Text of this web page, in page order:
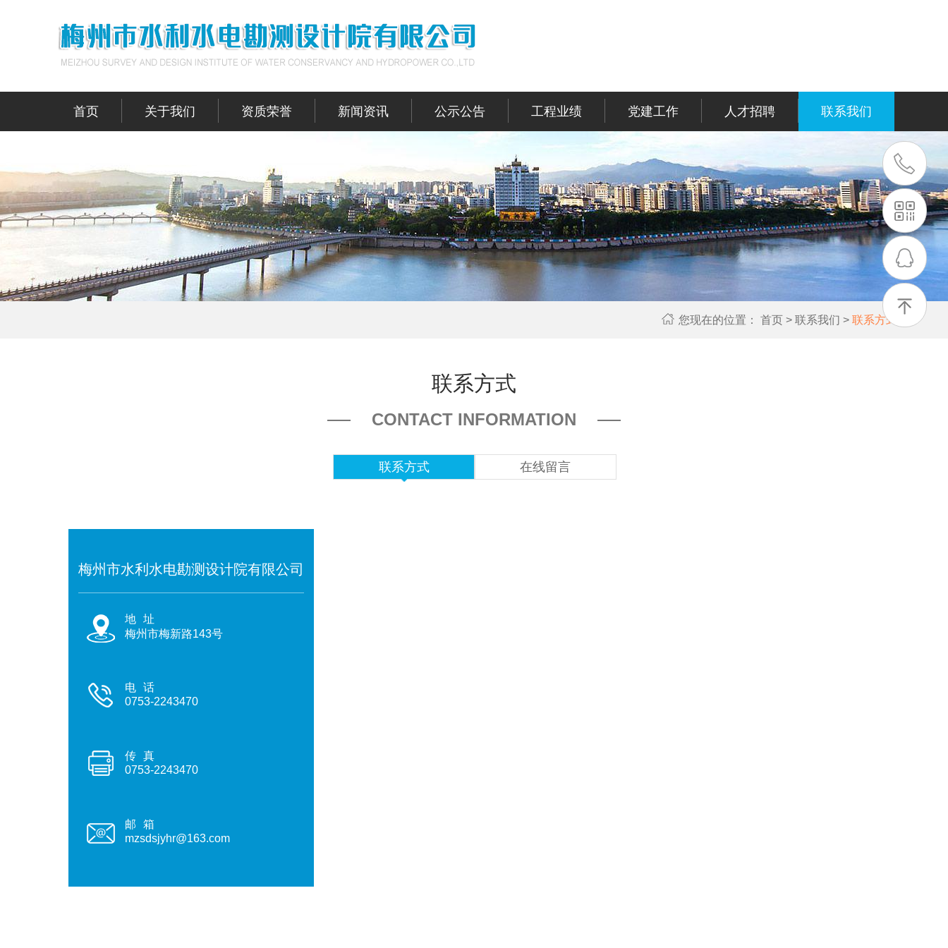
首页 关于我们 资质荣誉 新闻资讯 公示公告 工程业绩 党建工作 人才招聘 联系我们
您现在的位置： 首页 > 联系我们 > 联系方式
联系方式
CONTACT INFORMATION
联系方式 在线留言
梅州市水利水电勘测设计院有限公司
地址
梅州市梅新路143号
电话
0753-2243470
传真
0753-2243470
邮箱
mzsdsjyhr@163.com